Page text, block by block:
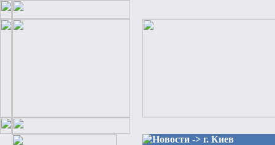
Новости -> г. Киев